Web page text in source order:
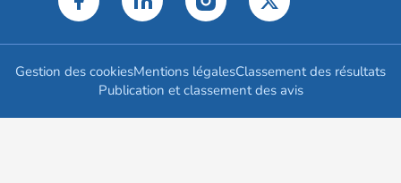
Gestion des cookiesMentions légalesClassement des résultats
Publication et classement des avis